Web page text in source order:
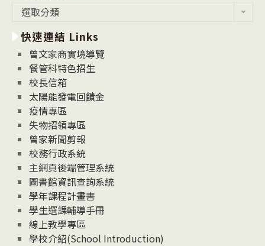
消
息
News
選取分類
快速連結 Links
曾文家商實境導覽
餐管科特色招生
校長信箱
太陽能發電回饋金
疫情專區
失物招領專區
曾家新聞剪報
校務行政系統
主網頁後端管理系統
圖書館資訊查詢系統
學年課程計畫書
學生選課輔導手冊
線上教學專區
學校介紹(School Introduction)